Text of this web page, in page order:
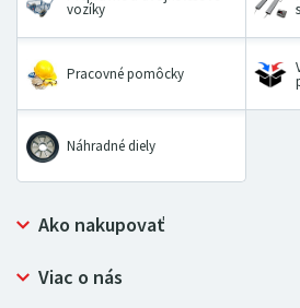
vozíky
Pracovné pomôcky
Náhradné diely
Ako nakupovať
Prečo nakupovať u LUGERO
Viac o nás